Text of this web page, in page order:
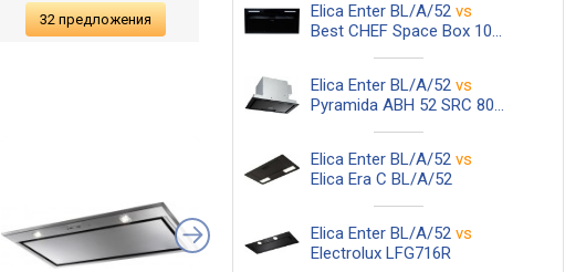
32 предложения Elica Enter BL/A/52 vs
Best CHEF Space Box 1000 BL 60
Elica Enter BL/A/52 vs
Pyramida ABH 52 SRC 800 GBL
Elica Enter BL/A/52 vs
Elica Era C BL/A/52
Elica Enter BL/A/52 vs
Electrolux LFG716R